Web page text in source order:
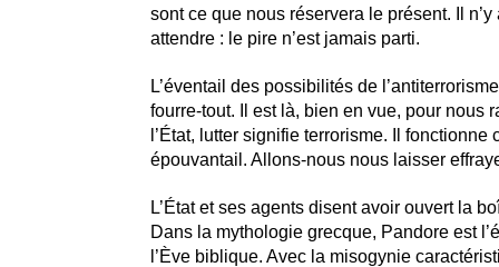
sont ce que nous réservera le présent. Il
attendre : le pire n’est jamais parti.
L’éventail des possibilités de
fourre-tout. Il est là, bien en vue, pour nous
l’État, lutter signifie terrorisme. Il fonctionne
épouvantail. Allons-nous nous laisser
L’État et ses agents disent avoir ouvert la
Dans la mythologie grecque, Pandore est
l’Ève biblique. Avec la misogynie